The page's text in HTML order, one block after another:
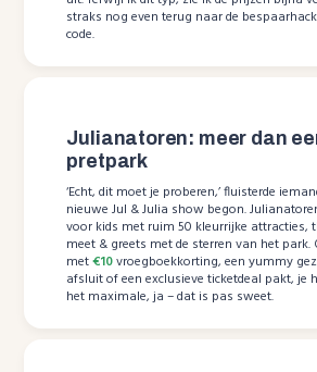
straks nog even terug naar de
code.
Julianatoren: meer dan
pretpark
‘Echt, dit moet je proberen,’ fluisterde
nieuwe Jul & Julia show begon.
voor kids met ruim 50 kleurrijke attracties,
meet & greets met de sterren van het
met€10vroegboekkorting, een yummy
afsluit of een exclusieve ticketdeal pakt, je
het maximale, ja – dat is pas sweet.